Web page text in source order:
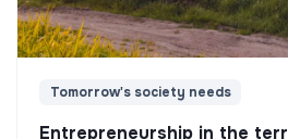
Tomorrow's society needs
Entrepreneurship in the